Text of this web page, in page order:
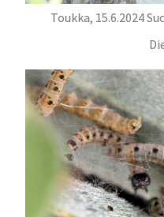
Toukka, 15.6.2024